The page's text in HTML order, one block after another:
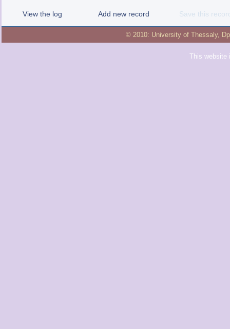
View the log Add new record Save this
© 2010: University of Thessaly,
This website